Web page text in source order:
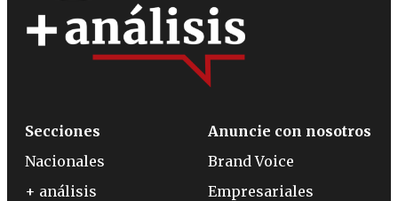
Secciones
Nacionales
+ análisis
Anuncie con nosotros
Brand Voice
Empresariales